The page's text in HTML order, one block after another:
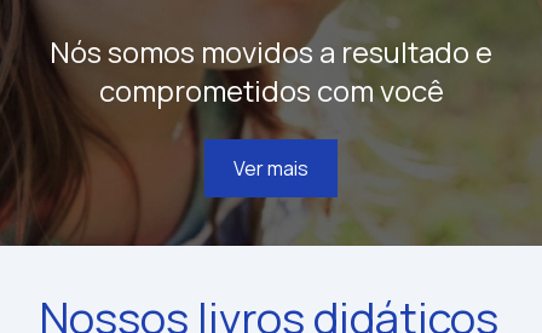
Nós somos movidos a resultado e
comprometidos com você
Ver mais
Nossos livros didáticos